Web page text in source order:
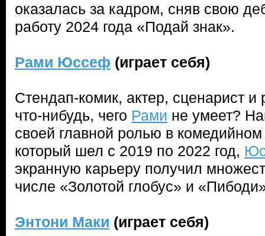
оказалась за кадром, сняв свою
работу 2024 года «Подай знак».
Рами Юссеф (играет себя)
Стендап-комик, актер, сценарист
что-нибудь, чего Рами не умеет?
своей главной ролью в
который шел с 2019 по 2022 год,
экранную карьеру получил
числе «Золотой глобус» и
Энтони Маки (играет себя)